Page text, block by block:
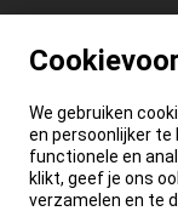
We gebruiken
en persoonlijker te
functionele en
klikt, geef je ons
verzamelen en te